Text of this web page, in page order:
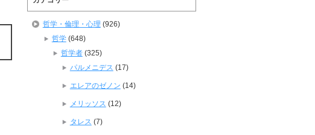
哲学・倫理・心理 (926)
哲学(648)
哲学者(325)
パルメニデス (17)
エレアのゼノン (14)
メリッソス (12)
タレス (7)